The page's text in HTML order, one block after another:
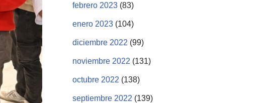
febrero 2023 (83)
enero 2023 (104)
diciembre 2022 (99)
noviembre 2022 (131)
octubre 2022 (138)
septiembre 2022 (139)